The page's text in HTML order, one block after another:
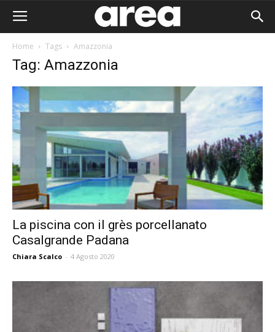
Home Tags Amazzonia
Tag: Amazzonia
La piscina con il grès porcellanato
Casalgrande Padana
Chiara Scalco - 4 Agosto 2020